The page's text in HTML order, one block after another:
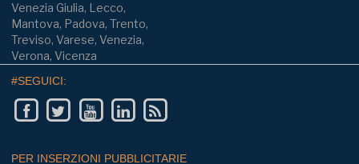
Venezia Giulia, Lecco,
Mantova, Padova, Trento,
Treviso, Varese, Venezia,
Verona, Vicenza
#SEGUICI:
PER INSERZIONI PUBBLICITARIE